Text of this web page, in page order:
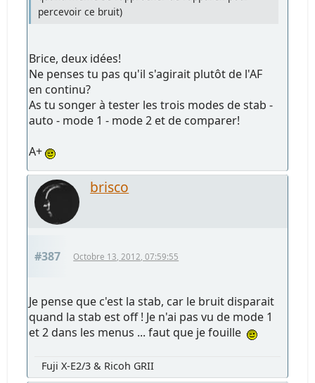
percevoir ce bruit)
Brice, deux idées!
Ne penses tu pas qu'il s'agirait plutôt de l'AF
en continu?
As tu songer à tester les trois modes de stab -
auto - mode 1 - mode 2 et de comparer!
A+
brisco
#387 Octobre 13, 2012, 07:59:55
Je pense que c'est la stab, car le bruit disparait
quand la stab est off ! Je n'ai pas vu de mode 1
et 2 dans les menus ... faut que je fouille
Fuji X-E2/3 & Ricoh GRII